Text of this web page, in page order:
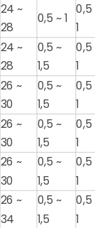
24 ~
28
0,5 ~ 1
0,5
1
24 ~
28
0,5 ~
1,5
0,5
1
26 ~
30
0,5 ~
1,5
0,5
1
26 ~
30
0,5 ~
1,5
0,5
1
26 ~
30
0,5 ~
1,5
0,5
1
26 ~
34
0,5 ~
1,5
0,5
1